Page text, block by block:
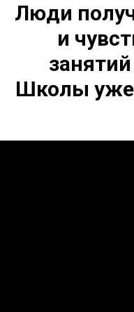
Люди
и
Школы уже